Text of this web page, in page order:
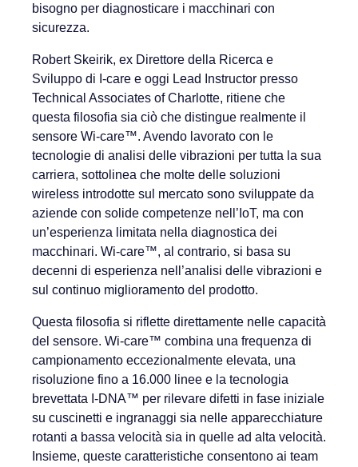
bisogno per diagnosticare i macchinari con
sicurezza.
Robert Skeirik, ex Direttore della Ricerca e
Sviluppo di I-care e oggi Lead Instructor presso
Technical Associates of Charlotte, ritiene che
questa filosofia sia ciò che distingue realmente il
sensore Wi-care™. Avendo lavorato con le
tecnologie di analisi delle vibrazioni per tutta la sua
carriera, sottolinea che molte delle soluzioni
wireless introdotte sul mercato sono sviluppate da
aziende con solide competenze nell’IoT, ma con
un’esperienza limitata nella diagnostica dei
macchinari. Wi-care™, al contrario, si basa su
decenni di esperienza nell’analisi delle vibrazioni e
sul continuo miglioramento del prodotto.
Questa filosofia si riflette direttamente nelle capacità
del sensore. Wi-care™ combina una frequenza di
campionamento eccezionalmente elevata, una
risoluzione fino a 16.000 linee e la tecnologia
brevettata I-DNA™ per rilevare difetti in fase iniziale
su cuscinetti e ingranaggi sia nelle apparecchiature
rotanti a bassa velocità sia in quelle ad alta velocità.
Insieme, queste caratteristiche consentono ai team